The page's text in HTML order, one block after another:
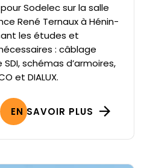
Sodelec sur la salle
René Ternaux à Hénin-
les études et
: câblage
schémas d’armoires,
et DIALUX.
EN SAVOIR PLUS